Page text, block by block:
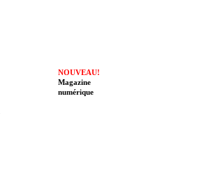
NOUVEAU!
Magazine
numérique